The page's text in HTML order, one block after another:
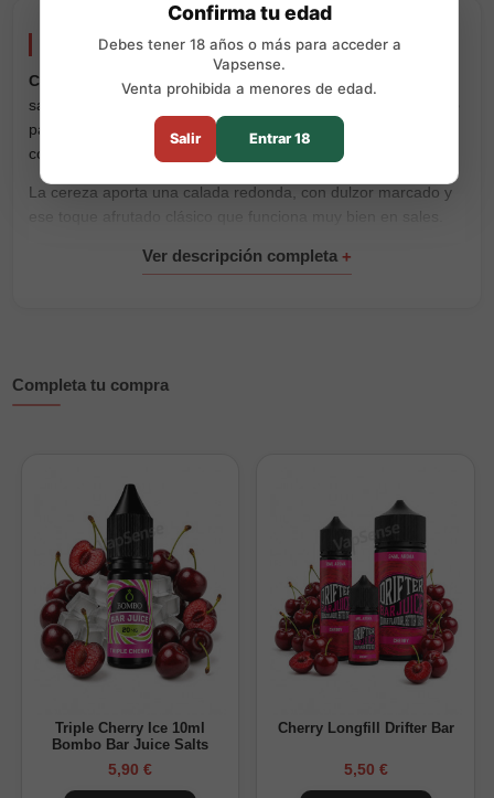
Cherry 10ml Drifter Bar Salts
Cherry 10ml Drifter Bar Salts
es una sal de nicotina con
sabor a cereza. Tiene un perfil dulce, frutal y jugoso, pensado
para quienes buscan un sabor claro y directo, sin mezclas
complicadas.
La cereza aporta una calada redonda, con dulzor marcado y
ese toque afrutado clásico que funciona muy bien en sales.
Está pensada para pods y vapers de baja potencia, donde las
Características principales
Proporción: 50% VG / 50% PG
Sabor: cereza
Marca: Drifter Bar Salts
Cherry Drifter Bar Saltsencaja bien si quieres una sal dulce,
frutal y con sabor marcado a cereza.
Completa tu compra
Triple Cherry Ice 10ml
Bombo Bar Juice Salts
5,90 €
Cherry Longfill Drifter Bar
5,50 €
Confirma tu edad
Debes tener 18 años o más para acceder a
Vapsense.
Venta prohibida a menores de edad.
Salir Entrar 18